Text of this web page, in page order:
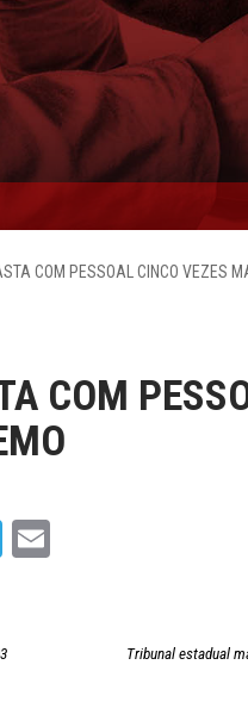
COM PESSOAL CINCO VEZES
COM
Telegram
Tribunal estadual